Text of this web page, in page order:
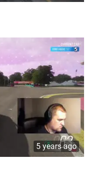
5 years ago